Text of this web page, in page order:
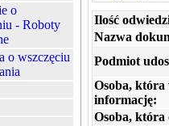
o
- Roboty
o wszczęciu
Ilość
Nazwa
Podmiot
Osoba, która
informację:
Osoba, która